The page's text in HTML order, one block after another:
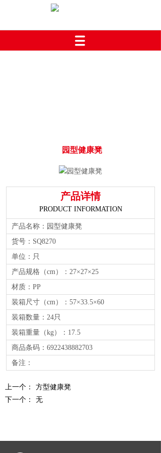
园型健康凳
产品详情
PRODUCT INFORMATION
产品名称：园型健康凳
货号：SQ8270
单位：只
产品规格（cm）：27×27×25
材质：PP
装箱尺寸（cm）：57×33.5×60
装箱数量：24只
装箱重量（kg）：17.5
商品条码：6922438882703
备注：
上一个：
方型健康凳
下一个：
无